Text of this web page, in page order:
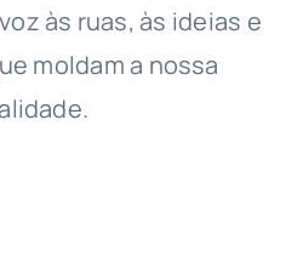
às ruas, às ideias e
moldam a nossa